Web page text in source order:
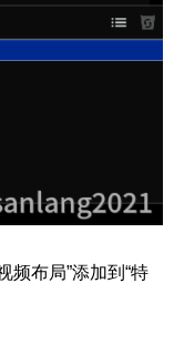
频布局”添加到“特